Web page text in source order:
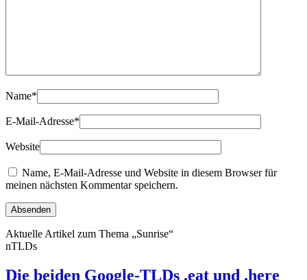
Name*
E-Mail-Adresse*
Website
Name, E-Mail-Adresse und Website in diesem Browser für
meinen nächsten Kommentar speichern.
Aktuelle Artikel zum Thema „Sunrise“
nTLDs
Die beiden Google-TLDs .eat und .here